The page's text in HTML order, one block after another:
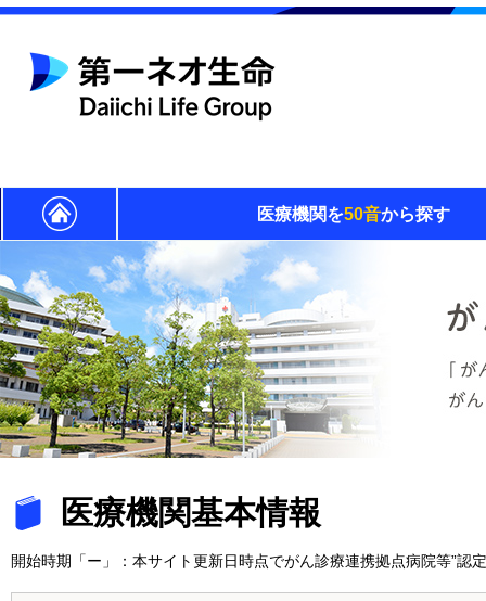
医療機関を50音から探す
医療機関基本情報
開始時期「ー」：本サイト更新日時点でがん診療連携拠点病院等”認